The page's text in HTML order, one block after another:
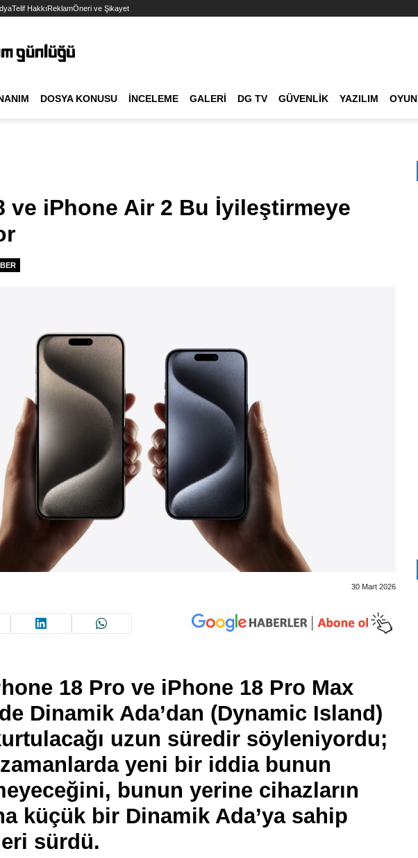
Telif HakkıReklamÖneri ve Şikayet
DOSYA KONUSU İNCELEME GALERI DG TV GÜVENLIK YAZILIM OYUN
ve iPhone Air 2 Bu İyileştirmeye
30 Mart 2026
18 Pro ve iPhone 18 Pro Max
Dinamik Ada’dan (Dynamic Island)
uzun süredir söyleniyordu;
yeni bir iddia bunun
bunun yerine cihazların
küçük bir Dinamik Ada’ya sahip
sürdü.